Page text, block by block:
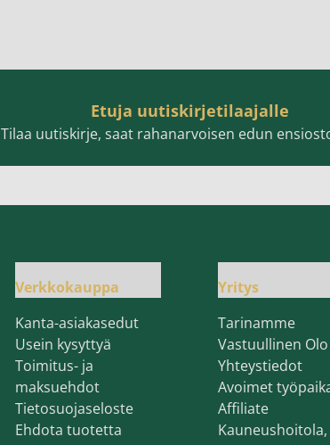
Etuja uutiskirjetilaajalle
Tilaa uutiskirje, saat rahanarvoisen edun
Verkkokauppa
Kanta-asiakasedut
Usein kysyttyä
Toimitus- ja
maksuehdot
Tietosuojaseloste
Ehdota tuotetta
Yritys
Tarinamme
Vastuullinen Olo
Yhteystiedot
Avoimet
Affiliate
Kauneushoitola,